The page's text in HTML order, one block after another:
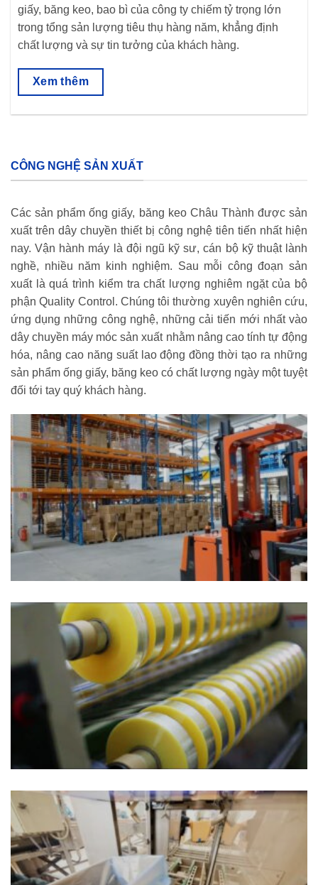
giấy, băng keo, bao bì của công ty chiếm tỷ trọng lớn
trong tổng sản lượng tiêu thụ hàng năm, khẳng định
chất lượng và sự tin tưởng của khách hàng.
Xem thêm
CÔNG NGHỆ SẢN XUẤT
Các sản phẩm ống giấy, băng keo Châu Thành được sản
xuất trên dây chuyền thiết bị công nghệ tiên tiến nhất hiện
nay. Vận hành máy là đội ngũ kỹ sư, cán bộ kỹ thuật lành
nghề, nhiều năm kinh nghiệm. Sau mỗi công đoạn sản
xuất là quá trình kiểm tra chất lượng nghiêm ngặt của bộ
phận Quality Control. Chúng tôi thường xuyên nghiên cứu,
ứng dụng những công nghệ, những cải tiến mới nhất vào
dây chuyền máy móc sản xuất nhằm nâng cao tính tự động
hóa, nâng cao năng suất lao động đồng thời tạo ra những
sản phẩm ống giấy, băng keo có chất lượng ngày một tuyệt
đối tới tay quý khách hàng.